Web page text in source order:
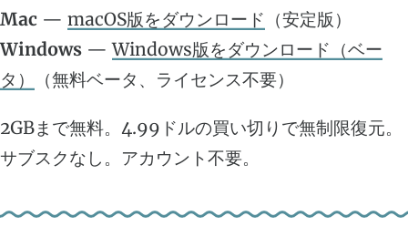
Mac — macOS版をダウンロード （安定版）
Windows —Windows版をダウンロード（ベー
タ）
（無料ベータ、ライセンス不要）
2GBまで無料。4.99ドルの買い切りで無制限復元。
サブスクなし。アカウント不要。